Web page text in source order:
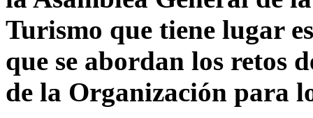
Turismo que tiene lugar
que se abordan los retos
de la Organización para